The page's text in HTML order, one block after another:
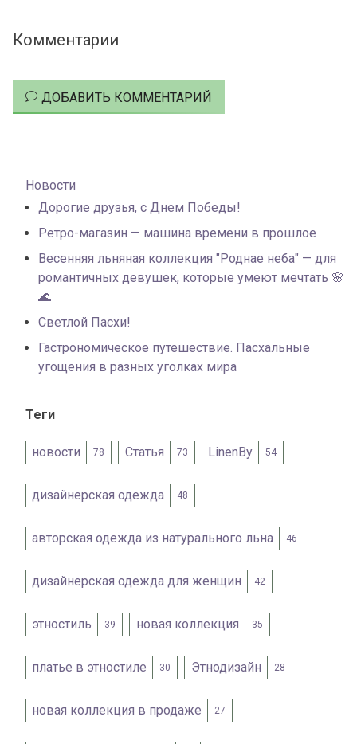
Комментарии
ДОБАВИТЬ КОММЕНТАРИЙ
Новости
Дорогие друзья, с Днем Победы!
Ретро-магазин — машина времени в прошлое
Весенняя льняная коллекция "Роднае неба" — для
романтичных девушек, которые умеют мечтать 🌸
🌊
Светлой Пасхи!
Гастрономическое путешествие. Пасхальные
угощения в разных уголках мира
Теги
новости 78 Статья 73 LinenBy 54
дизайнерская одежда 48
авторская одежда из натурального льна 46
дизайнерская одежда для женщин 42
этностиль 39 новая коллекция 35
платье в этностиле 30 Этнодизайн 28
новая коллекция в продаже 27